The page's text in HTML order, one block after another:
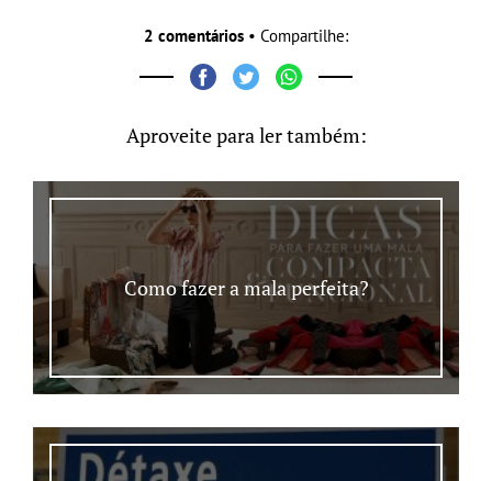
2 comentários • Compartilhe:
Aproveite para ler também:
Como fazer a mala perfeita?